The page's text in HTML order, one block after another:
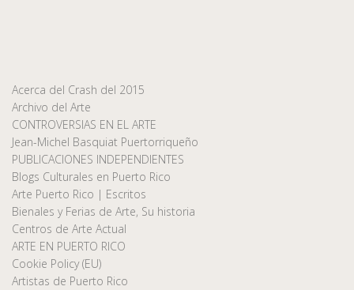
Acerca del Crash del 2015
Archivo del Arte
CONTROVERSIAS EN EL ARTE
Jean-Michel Basquiat Puertorriqueño
PUBLICACIONES INDEPENDIENTES
Blogs Culturales en Puerto Rico
Arte Puerto Rico | Escritos
Bienales y Ferias de Arte, Su historia
Centros de Arte Actual
ARTE EN PUERTO RICO
Cookie Policy (EU)
Artistas de Puerto Rico